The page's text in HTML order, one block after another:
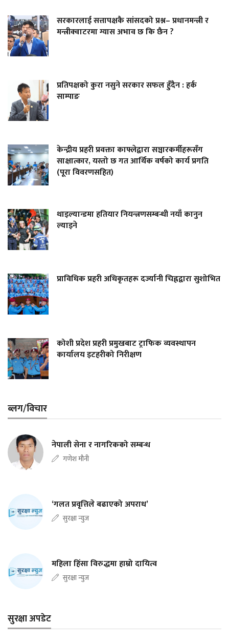
सरकारलाई सत्तापक्षकै सांसदको प्रश्न– प्रधानमन्त्री र
मन्त्रीक्वाटरमा ग्यास अभाव छ कि छैन ?
प्रतिपक्षको कुरा नसुने सरकार सफल हुँदैन : हर्क
साम्पाङ
केन्द्रीय प्रहरी प्रवक्ता काफ्लेद्वारा सञ्चारकर्मीहरूसँग
साक्षात्कार, यस्तो छ गत आर्थिक वर्षको कार्य प्रगति
(पूरा विवरणसहित)
थाइल्यान्डमा हतियार नियन्त्रणसम्बन्धी नयाँ कानुन
ल्याइने
प्राविधिक प्रहरी अधिकृतहरू दर्ज्यानी चिह्नद्वारा सुशोभित
कोशी प्रदेश प्रहरी प्रमुखबाट ट्राफिक व्यवस्थापन
कार्यालय इटहरीको निरीक्षण
ब्लग/विचार
नेपाली सेना र नागरिकको सम्बन्ध
गणेश मौनी
‘गलत प्रवृत्तिले बढाएको अपराध’
सुरक्षा न्युज
महिला हिंसा विरुद्धमा हाम्रो दायित्व
सुरक्षा न्युज
सुरक्षा अपडेट